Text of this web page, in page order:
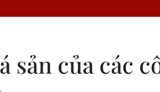
sản của các